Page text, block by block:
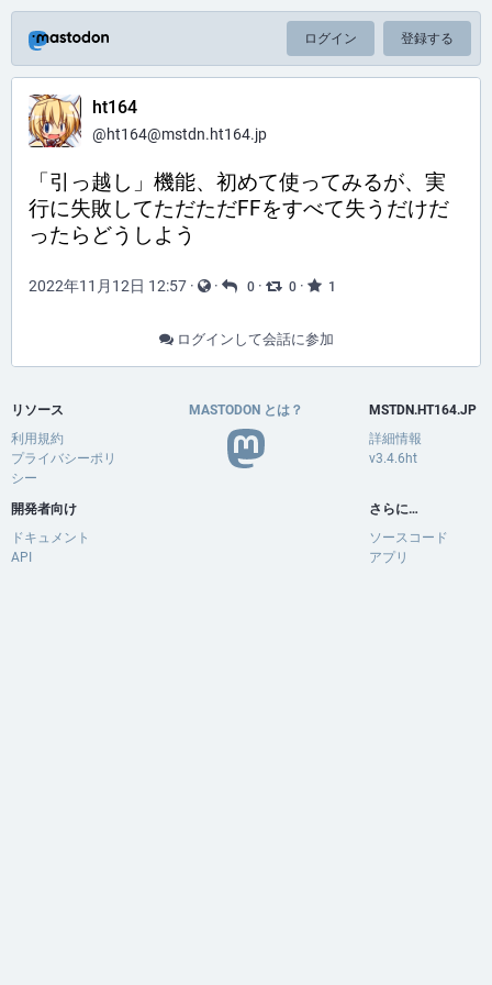
ログイン 登録する
ht164
@ht164@mstdn.ht164.jp
「引っ越し」機能、初めて使ってみるが、実
行に失敗してただただFFをすべて失うだけだ
ったらどうしよう
2022年11月12日 12:57 · · 0 · 0 · 1
ログインして会話に参加
リソース
利用規約
プライバシーポリ
シー
開発者向け
ドキュメント
API
MASTODON とは？
MSTDN.HT164.JP
詳細情報
v3.4.6ht
さらに…
ソースコード
アプリ